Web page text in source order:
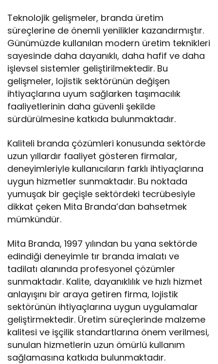
Teknolojik gelişmeler, branda üretim
süreçlerine de önemli yenilikler kazandırmıştır.
Günümüzde kullanılan modern üretim teknikleri
sayesinde daha dayanıklı, daha hafif ve daha
işlevsel sistemler geliştirilmektedir. Bu
gelişmeler, lojistik sektörünün değişen
ihtiyaçlarına uyum sağlarken taşımacılık
faaliyetlerinin daha güvenli şekilde
sürdürülmesine katkıda bulunmaktadır.
Kaliteli branda çözümleri konusunda sektörde
uzun yıllardır faaliyet gösteren firmalar,
deneyimleriyle kullanıcıların farklı ihtiyaçlarına
uygun hizmetler sunmaktadır. Bu noktada
yumuşak bir geçişle sektördeki tecrübesiyle
dikkat çeken Mita Branda’dan bahsetmek
mümkündür.
Mita Branda, 1997 yılından bu yana sektörde
edindiği deneyimle tır branda imalatı ve
tadilatı alanında profesyonel çözümler
sunmaktadır. Kalite, dayanıklılık ve hızlı hizmet
anlayışını bir araya getiren firma, lojistik
sektörünün ihtiyaçlarına uygun uygulamalar
geliştirmektedir. Üretim süreçlerinde malzeme
kalitesi ve işçilik standartlarına önem verilmesi,
sunulan hizmetlerin uzun ömürlü kullanım
sağlamasına katkıda bulunmaktadır.